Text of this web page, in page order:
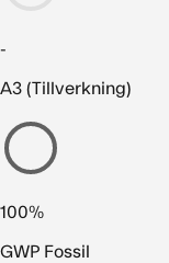
-
A3 (Tillverkning)
100%
GWP Fossil